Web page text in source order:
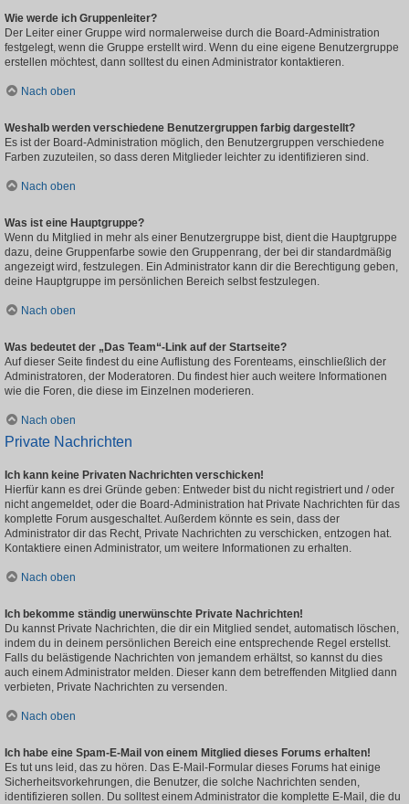
Wie werde ich Gruppenleiter?
Der Leiter einer Gruppe wird normalerweise durch die Board-Administration
festgelegt, wenn die Gruppe erstellt wird. Wenn du eine eigene Benutzergruppe
erstellen möchtest, dann solltest du einen Administrator kontaktieren.
Nach oben
Weshalb werden verschiedene Benutzergruppen farbig dargestellt?
Es ist der Board-Administration möglich, den Benutzergruppen verschiedene
Farben zuzuteilen, so dass deren Mitglieder leichter zu identifizieren sind.
Nach oben
Was ist eine Hauptgruppe?
Wenn du Mitglied in mehr als einer Benutzergruppe bist, dient die Hauptgruppe
dazu, deine Gruppenfarbe sowie den Gruppenrang, der bei dir standardmäßig
angezeigt wird, festzulegen. Ein Administrator kann dir die Berechtigung geben,
deine Hauptgruppe im persönlichen Bereich selbst festzulegen.
Nach oben
Was bedeutet der „Das Team“-Link auf der Startseite?
Auf dieser Seite findest du eine Auflistung des Forenteams, einschließlich der
Administratoren, der Moderatoren. Du findest hier auch weitere Informationen
wie die Foren, die diese im Einzelnen moderieren.
Nach oben
Private Nachrichten
Ich kann keine Privaten Nachrichten verschicken!
Hierfür kann es drei Gründe geben: Entweder bist du nicht registriert und / oder
nicht angemeldet, oder die Board-Administration hat Private Nachrichten für das
komplette Forum ausgeschaltet. Außerdem könnte es sein, dass der
Administrator dir das Recht, Private Nachrichten zu verschicken, entzogen hat.
Kontaktiere einen Administrator, um weitere Informationen zu erhalten.
Nach oben
Ich bekomme ständig unerwünschte Private Nachrichten!
Du kannst Private Nachrichten, die dir ein Mitglied sendet, automatisch löschen,
indem du in deinem persönlichen Bereich eine entsprechende Regel erstellst.
Falls du belästigende Nachrichten von jemandem erhältst, so kannst du dies
auch einem Administrator melden. Dieser kann dem betreffenden Mitglied dann
verbieten, Private Nachrichten zu versenden.
Nach oben
Ich habe eine Spam-E-Mail von einem Mitglied dieses Forums erhalten!
Es tut uns leid, das zu hören. Das E-Mail-Formular dieses Forums hat einige
Sicherheitsvorkehrungen, die Benutzer, die solche Nachrichten senden,
identifizieren sollen. Du solltest einem Administrator die komplette E-Mail, die du